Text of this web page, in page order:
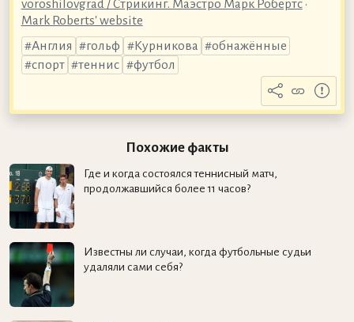
voroshilovgrad / Стрикинг. Маэстро Марк Робертс•
Mark Roberts' website
Англия
гольф Курникова
обнажённые
спорт
теннис футбол
Похожие факты
Где и когда состоялся теннисный матч,
продолжавшийся более 11 часов?
Известны ли случаи, когда футбольные судьи
удаляли сами себя?